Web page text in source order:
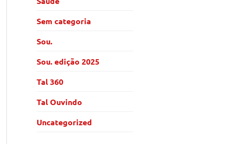
Sem categoria
Sou.
Sou. edição 2025
Tal 360
Tal Ouvindo
Uncategorized